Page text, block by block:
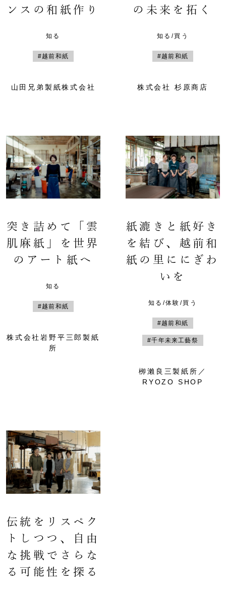
ンスの和紙作り
知る
#越前和紙
山田兄弟製紙株式会社
の未来を拓く
知る/買う
#越前和紙
株式会社 杉原商店
突き詰めて「雲
肌麻紙」を世界
のアート紙へ
知る
#越前和紙
株式会社岩野平三郎製紙
所
紙漉きと紙好き
を結び、越前和
紙の里ににぎわ
いを
知る/体験/買う
#越前和紙
#千年未来工藝祭
栁瀨良三製紙所／
RYOZO SHOP
伝統をリスペク
トしつつ、自由
な挑戦でさらな
る可能性を探る